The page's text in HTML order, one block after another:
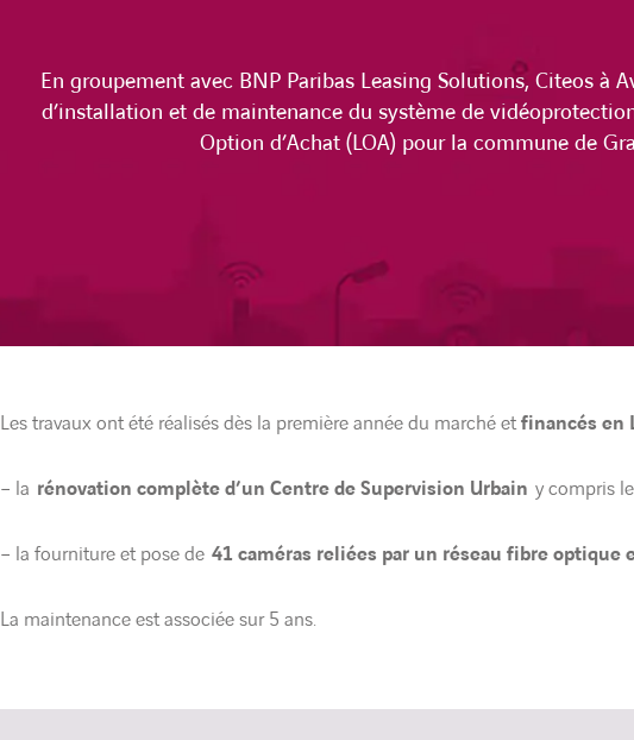
En groupement avec BNP Paribas Leasing Solutions, Citeos à
d’installation et de maintenance du système de
Option d’Achat (LOA) pour la commune de
Les travaux ont été réalisés dès la première année du marché etfinancés en
– la rénovation complète d’un Centre de Supervision Urbain y compris
– la fourniture et pose de 41 caméras reliées par un réseau fibre optique
La maintenance est associée sur 5 ans.